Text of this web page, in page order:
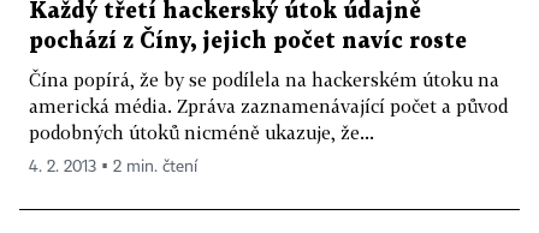
Každý třetí hackerský útok údajně
pochází z Číny, jejich počet navíc roste
Čína popírá, že by se podílela na hackerském útoku na
americká média. Zpráva zaznamenávající počet a původ
podobných útoků nicméně ukazuje, že...
4. 2. 2013 ▪ 2 min. čtení